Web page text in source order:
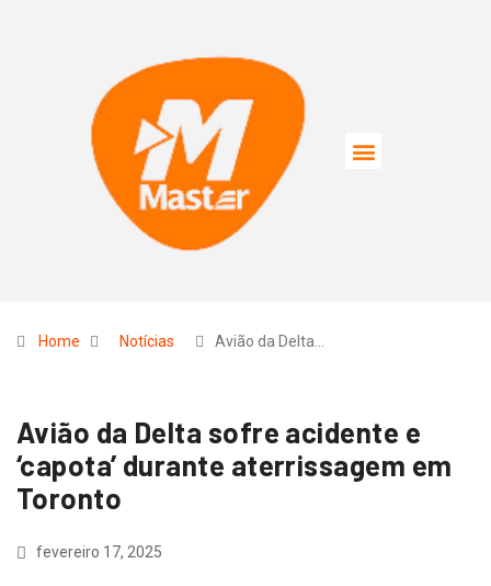
Home Notícias Avião da Delta…
Avião da Delta sofre acidente e
‘capota’ durante aterrissagem em
Toronto
fevereiro 17, 2025